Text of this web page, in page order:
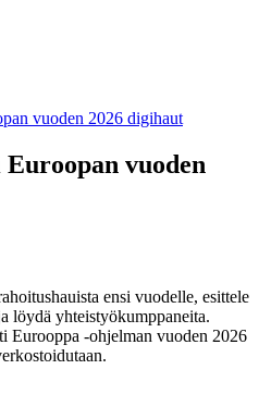
vuoden 2026 digihaut
vuoden
ensi vuodelle, esittele
löydä yhteistyökumppaneita.
Eurooppa -ohjelman vuoden 2026